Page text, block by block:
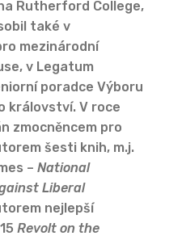
Rutherford College,
také v
mezinárodní
v Legatum
poradce Výboru
království. V roce
zmocněncem pro
šesti knih, m.j.
– National
Liberal
nejlepší
Revolt on the